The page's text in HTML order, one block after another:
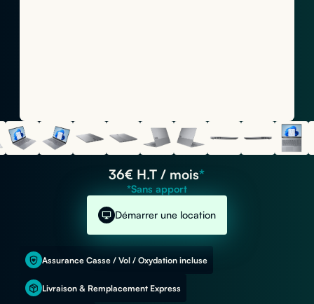
36€ H.T / mois*
*Sans apport
Assurance Casse / Vol / Oxydation incluse
Livraison & Remplacement Express
Démarrer une location